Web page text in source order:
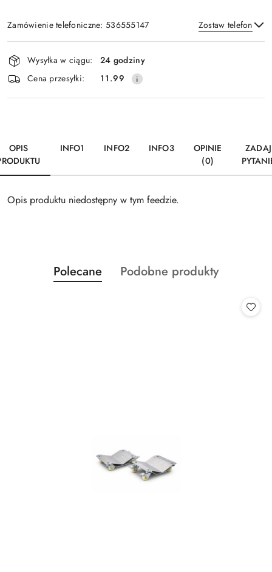
Zamówienie telefoniczne: 536555147 Zostaw telefon
Wyślij
Dostępność
i
dostawa
Wysyłka w ciągu:
24 godziny
Cena przesyłki:
11.99
OPIS
INFO1 INFO2 INFO3
OPINIE
(0)
ZADAJ
Opis produktu niedostępny w tym feedzie.
Pomiń karuzelę produktów
Produkty
o
Polecane
Produkty
Podobne produkty